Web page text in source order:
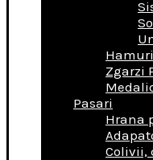
Zgarzi
Pasari
Hrana
Colivii,